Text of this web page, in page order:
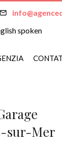
spoken
sur-Mer